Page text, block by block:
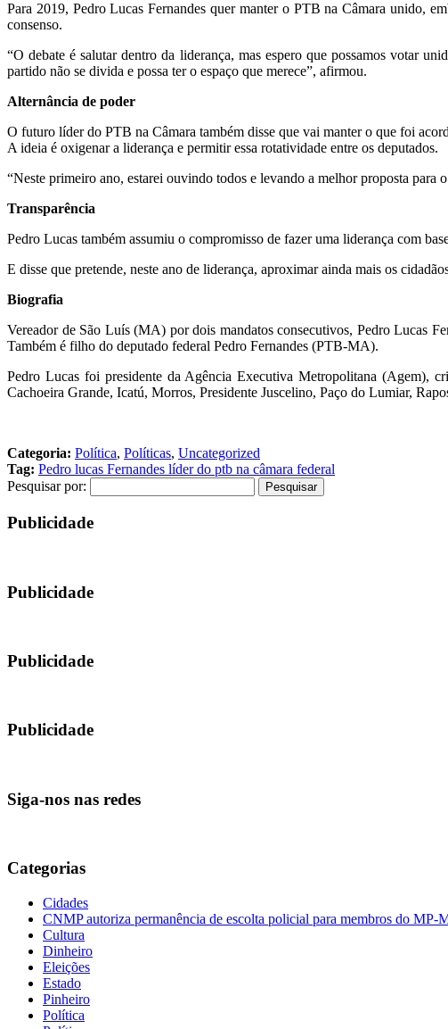
Para 2019, Pedro Lucas Fernandes quer manter o PTB na Câmara unido,
consenso.
“O debate é salutar dentro da liderança, mas espero que possamos votar
partido não se divida e possa ter o espaço que merece”, afirmou.
Alternância de poder
O futuro líder do PTB na Câmara também disse que vai manter o que foi
A ideia é oxigenar a liderança e permitir essa rotatividade entre os deputados.
“Neste primeiro ano, estarei ouvindo todos e levando a melhor proposta para
Transparência
Pedro Lucas também assumiu o compromisso de fazer uma liderança com
E disse que pretende, neste ano de liderança, aproximar ainda mais os
Biografia
Vereador de São Luís (MA) por dois mandatos consecutivos, Pedro Lucas
Também é filho do deputado federal Pedro Fernandes (PTB-MA).
Pedro Lucas foi presidente da Agência Executiva Metropolitana (Agem),
Cachoeira Grande, Icatú, Morros, Presidente Juscelino, Paço do Lumiar,
Categoria: Política, Políticas, Uncategorized
Tag: Pedro lucas Fernandes líder do ptb na câmara federal
Pesquisar por:
Publicidade
Publicidade
Publicidade
Publicidade
Siga-nos nas redes
Categorias
Cidades
CNMP autoriza permanência de escolta policial para membros do MP-
Cultura
Dinheiro
Eleições
Estado
Pinheiro
Política